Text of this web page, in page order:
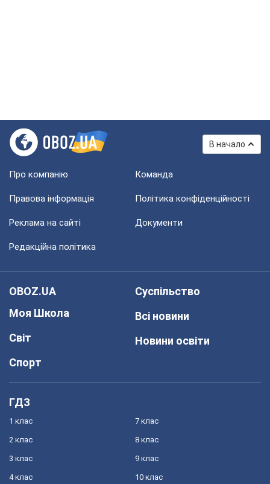
В начало
Про компанію Команда
Правова інформація Політика конфіденційності
Реклама на сайті Документи
Редакційна політика
OBOZ.UA
Моя Школа
Світ
Спорт
Суспільство
Всі новини
Новини освіти
ГДЗ
1 клас
2 клас
3 клас
4 клас
7 клас
8 клас
9 клас
10 клас